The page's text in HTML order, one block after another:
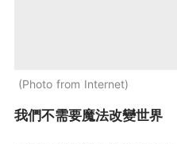
Photo from Internet
我們不需要魔法改變世界